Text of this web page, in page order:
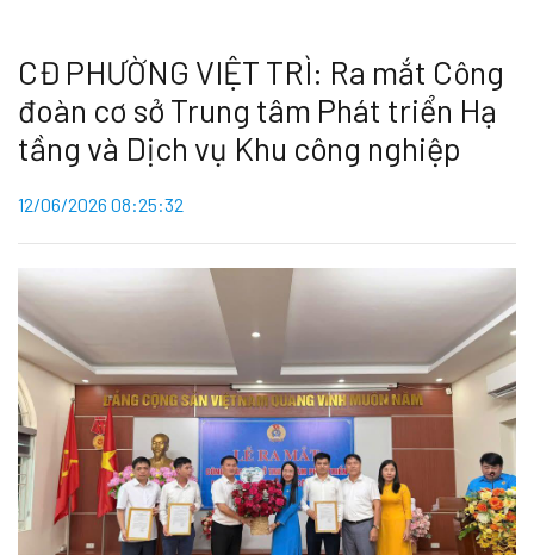
CĐ PHƯỜNG VIỆT TRÌ: Ra mắt Công
đoàn cơ sở Trung tâm Phát triển Hạ
tầng và Dịch vụ Khu công nghiệp
12/06/2026 08:25:32